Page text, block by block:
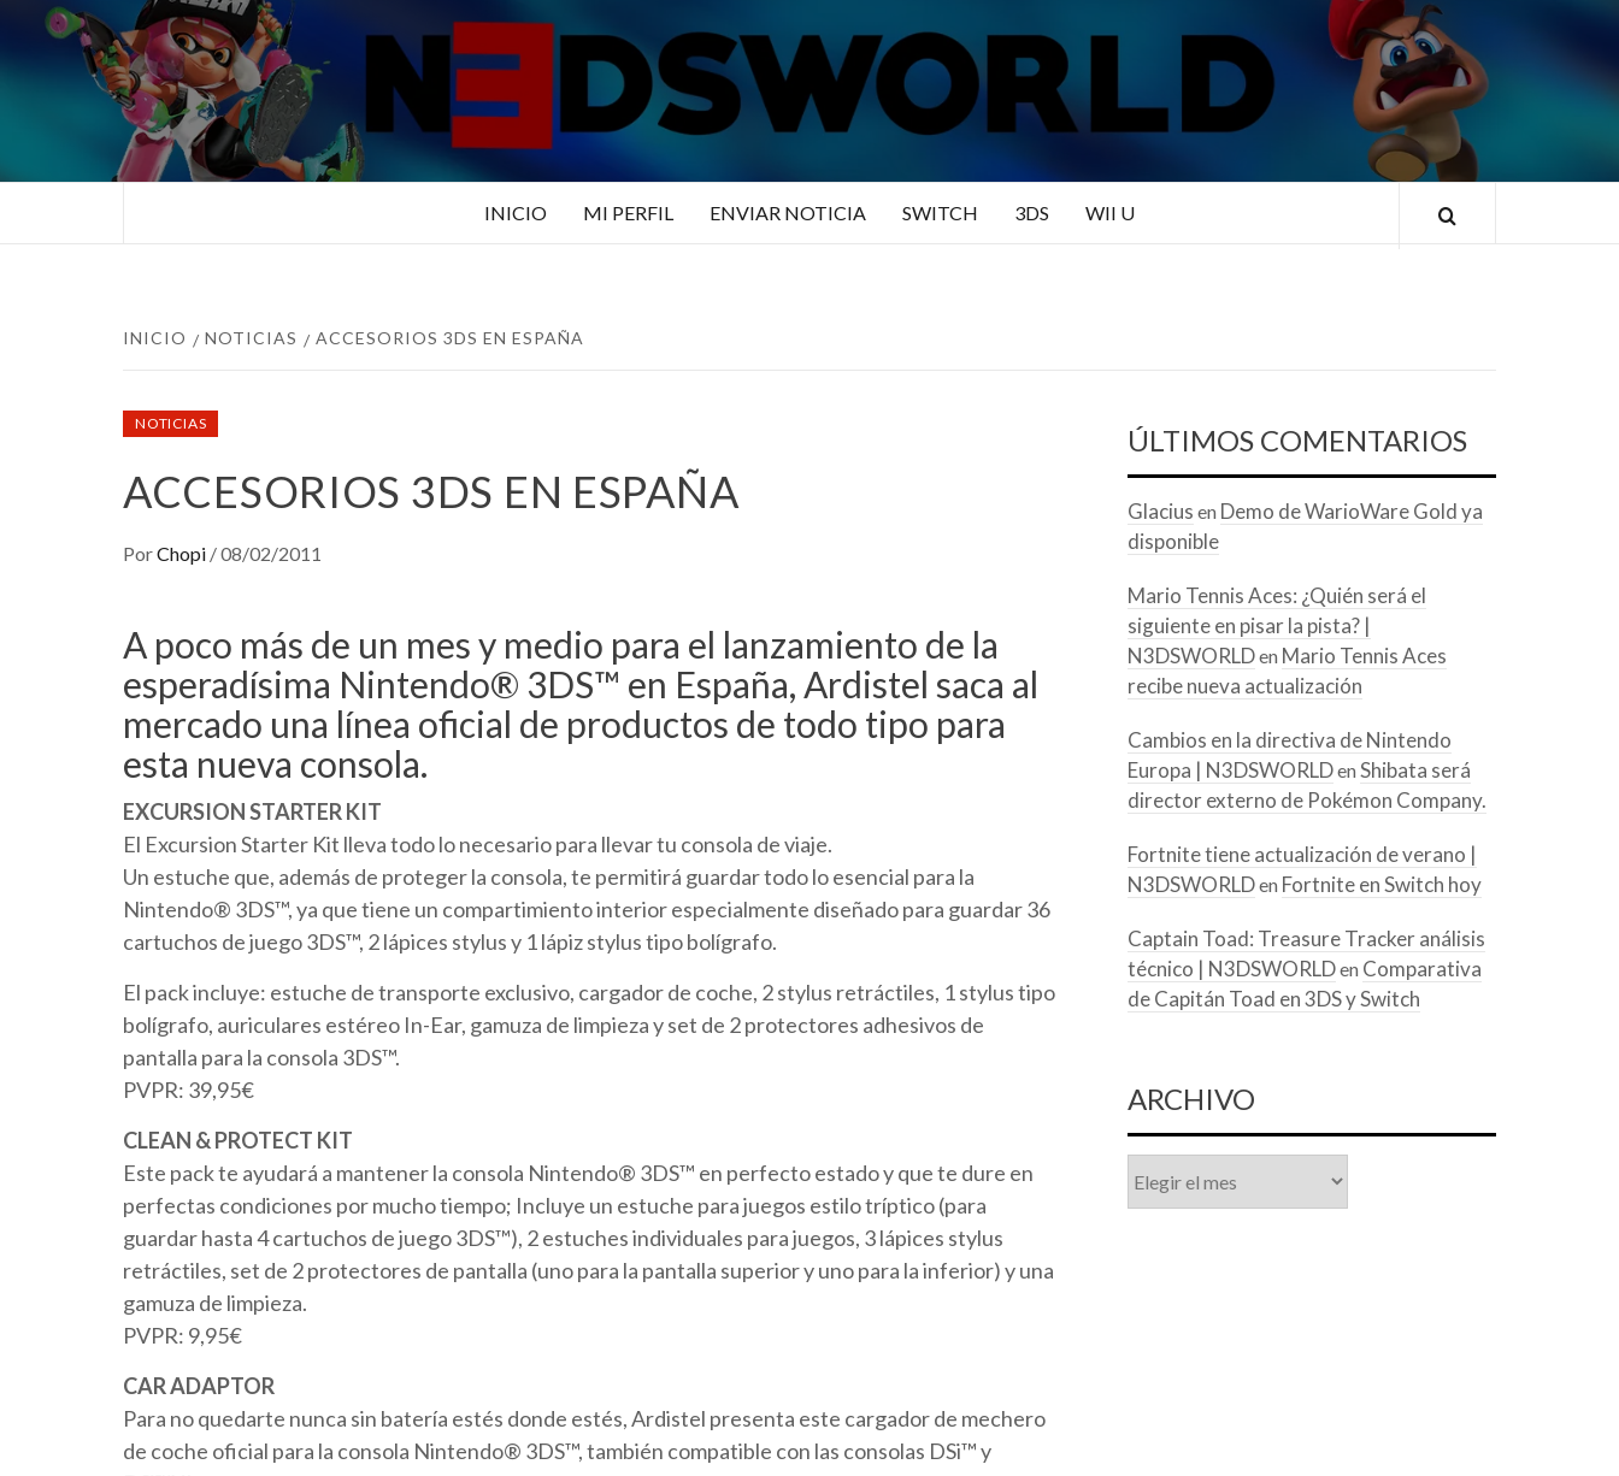
Saltar
N3DSWORLD
TUS ESPECIALISTAS EN NINTENDO
INICIO MI PERFIL ENVIAR NOTICIA SWITCH 3DS WII U
INICIO NOTICIAS ACCESORIOS 3DS EN ESPAÑA
NOTICIAS
ACCESORIOS 3DS EN ESPAÑA
PorChopi /08/02/2011
A poco más de un mes y medio para el lanzamiento de la
esperadísima Nintendo® 3DS™ en España, Ardistel saca al
mercado una línea oficial de productos de todo tipo para
esta nueva consola.
EXCURSION STARTER KIT
El Excursion Starter Kit lleva todo lo necesario para llevar tu consola de viaje.
Un estuche que, además de proteger la consola, te permitirá guardar todo lo esencial para la
Nintendo® 3DS™, ya que tiene un compartimiento interior especialmente diseñado para guardar 36
cartuchos de juego 3DS™, 2 lápices stylus y 1 lápiz stylus tipo bolígrafo.
El pack incluye: estuche de transporte exclusivo, cargador de coche, 2 stylus retráctiles, 1 stylus tipo
bolígrafo, auriculares estéreo In-Ear, gamuza de limpieza y set de 2 protectores adhesivos de
pantalla para la consola 3DS™.
PVPR: 39,95€
CLEAN & PROTECT KIT
Este pack te ayudará a mantener la consola Nintendo® 3DS™ en perfecto estado y que te dure en
perfectas condiciones por mucho tiempo; Incluye un estuche para juegos estilo tríptico (para
guardar hasta 4 cartuchos de juego 3DS™), 2 estuches individuales para juegos, 3 lápices stylus
retráctiles, set de 2 protectores de pantalla (uno para la pantalla superior y uno para la inferior) y una
gamuza de limpieza.
PVPR: 9,95€
CAR ADAPTOR
Para no quedarte nunca sin batería estés donde estés, Ardistel presenta este cargador de mechero
de coche oficial para la consola Nintendo® 3DS™, también compatible con las consolas DSi™ y
ÚLTIMOS COMENTARIOS
Glacius en Demo de WarioWare Gold ya
disponible
Mario Tennis Aces: ¿Quién será el
siguiente en pisar la pista? |
N3DSWORLDen Mario Tennis Aces
recibe nueva actualización
Cambios en la directiva de Nintendo
Europa | N3DSWORLDen Shibata será
director externo de Pokémon Company.
Fortnite tiene actualización de verano |
N3DSWORLDen Fortnite en Switch hoy
Captain Toad: Treasure Tracker análisis
técnico | N3DSWORLDen Comparativa
de Capitán Toad en 3DS y Switch
ARCHIVO